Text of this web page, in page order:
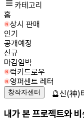
카테고리
홈
상시 판매
인기
공개예정
신규
마감임박
럭키드로우
영퍼센트 레터
창작자센터
내가 본 프로젝트와
🔮신(神)